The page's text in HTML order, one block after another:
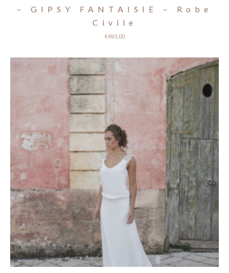
– GIPSY FANTAISIE – Robe
Civile
€690,00